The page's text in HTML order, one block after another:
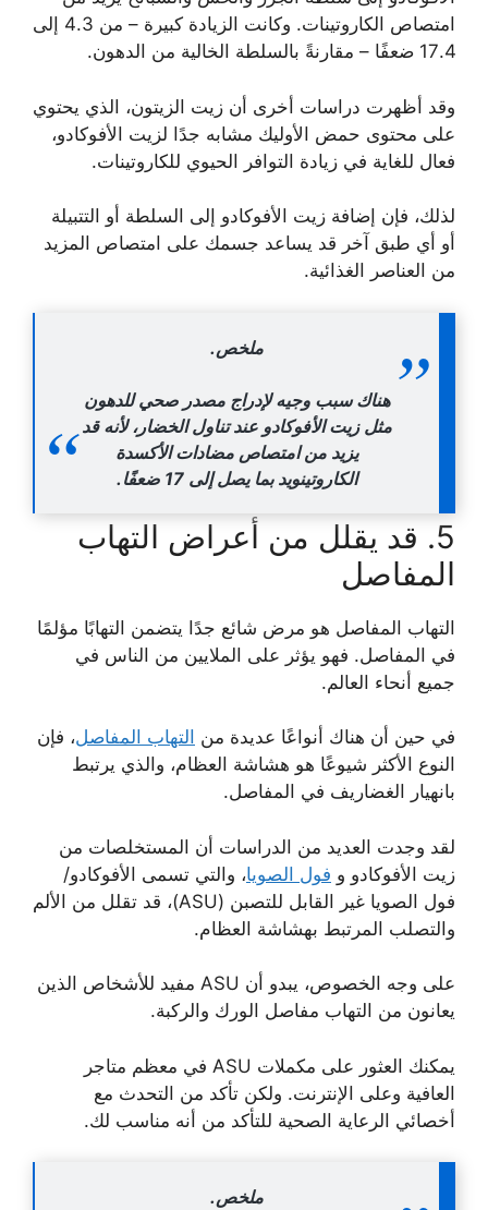
امتصاص الكاروتينات. وكانت الزيادة كبيرة – من 4.3 إلى
17.4 ضعفًا – مقارنةً بالسلطة الخالية من الدهون.
وقد أظهرت دراسات أخرى أن زيت الزيتون، الذي يحتوي
على محتوى حمض الأوليك مشابه جدًا لزيت الأفوكادو،
فعال للغاية في زيادة التوافر الحيوي للكاروتينات.
لذلك، فإن إضافة زيت الأفوكادو إلى السلطة أو التتبيلة
أو أي طبق آخر قد يساعد جسمك على امتصاص المزيد
من العناصر الغذائية.
ملخص.
هناك سبب وجيه لإدراج مصدر صحي للدهون
مثل زيت الأفوكادو عند تناول الخضار، لأنه قد
يزيد من امتصاص مضادات الأكسدة
الكاروتينويد بما يصل إلى 17 ضعفًا.
5. قد يقلل من أعراض التهاب
المفاصل
التهاب المفاصل هو مرض شائع جدًا يتضمن التهابًا مؤلمًا
في المفاصل. فهو يؤثر على الملايين من الناس في
جميع أنحاء العالم.
في حين أن هناك أنواعًا عديدة من التهاب المفاصل، فإن
النوع الأكثر شيوعًا هو هشاشة العظام، والذي يرتبط
بانهيار الغضاريف في المفاصل.
لقد وجدت العديد من الدراسات أن المستخلصات من
زيت الأفوكادو و فول الصويا، والتي تسمى الأفوكادو/
فول الصويا غير القابل للتصبن (ASU)، قد تقلل من الألم
والتصلب المرتبط بهشاشة العظام.
على وجه الخصوص، يبدو أن ASU مفيد للأشخاص الذين
يعانون من التهاب مفاصل الورك والركبة.
يمكنك العثور على مكملات ASU في معظم متاجر
العافية وعلى الإنترنت. ولكن تأكد من التحدث مع
أخصائي الرعاية الصحية للتأكد من أنه مناسب لك.
ملخص.